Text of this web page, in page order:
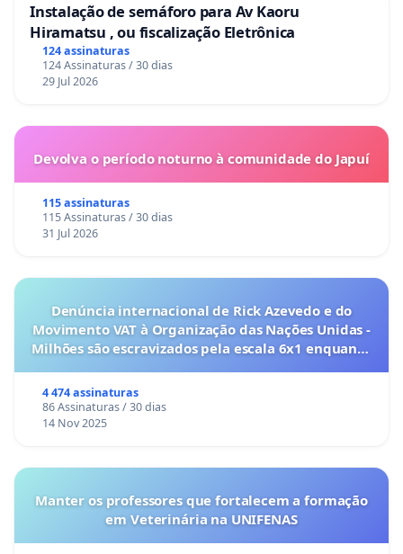
Instalação de semáforo para Av Kaoru
Hiramatsu , ou fiscalização Eletrônica
124 assinaturas
124 Assinaturas / 30 dias
29 Jul 2026
Devolva o período noturno à comunidade do Japuí
115 assinaturas
115 Assinaturas / 30 dias
31 Jul 2026
Denúncia internacional de Rick Azevedo e do
Movimento VAT à Organização das Nações Unidas -
Milhões são escravizados pela escala 6x1 enquanto
4 474 assinaturas
86 Assinaturas / 30 dias
14 Nov 2025
Manter os professores que fortalecem a formação
em Veterinária na UNIFENAS